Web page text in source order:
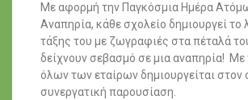
Με αφορμή την Παγκόσμια Ημέρα
Αναπηρία, κάθε σχολείο δημιουργεί το
τάξης του με ζωγραφιές στα πέταλά
δείχνουν σεβασμό σε μια αναπηρία! Με
όλων των εταίρων δημιουργείται στον
συνεργατική παρουσίαση.